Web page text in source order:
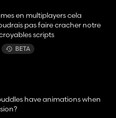
en multiplayers cela
pas faire cracher notre
scripts
BETA
have animations when